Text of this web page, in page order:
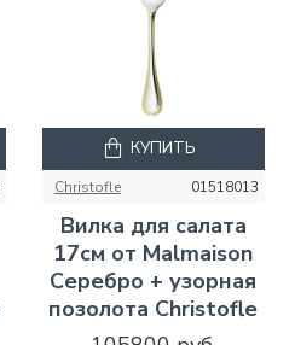
Christofle 01518013
Вилка для салата
17см от Malmaison
Серебро + узорная
позолота Christofle
КУПИТЬ